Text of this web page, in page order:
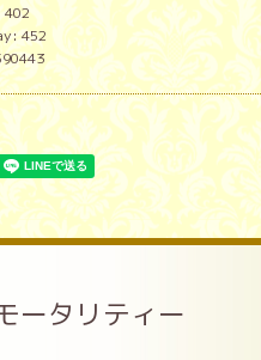
402
452
ータリティー